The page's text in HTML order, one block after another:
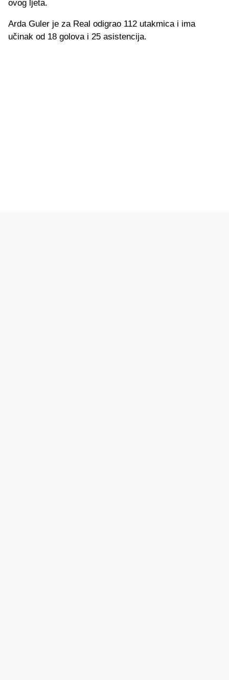
ovog ljeta.
Arda Guler je za Real odigrao 112 utakmica i ima
učinak od 18 golova i 25 asistencija.